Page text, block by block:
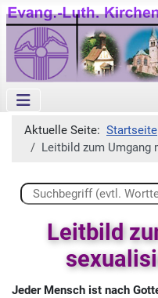
Aktuelle Seite: Startseite
Leitbild zum Umgang
Suchen ...
Leitbild
Jeder Mensch ist nach